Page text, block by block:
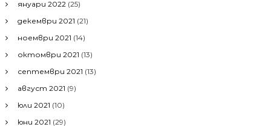
януари 2022 (25)
декември 2021 (21)
ноември 2021 (14)
октомври 2021 (13)
септември 2021 (13)
август 2021 (9)
юли 2021 (10)
юни 2021 (29)